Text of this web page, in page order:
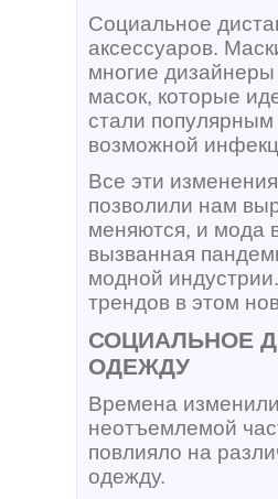
Социальное
аксессуаров.
многие
масок, которые
стали популярным
возможной
Все эти
позволили нам
меняются, и мода
вызванная
модной
трендов в этом
СОЦИАЛЬНОЕ
ОДЕЖДУ
Времена
неотъемлемой
повлияло на
одежду.